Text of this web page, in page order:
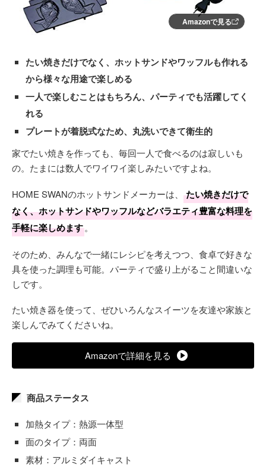
Amazonで見る
たい焼きだけでなく、ホットサンドやワッフルも作れる
から様々な用途で楽しめる
一人で楽しむことはもちろん、パーティでも活躍してく
れる
プレートが着脱式なため、丸洗いできて衛生的
家でたい焼きを作っても、毎回一人で食べるのは寂しいも
の。たまには数人でワイワイ楽しみたいですよね。
HOME SWANのホットサンドメーカーは、
たい焼きだけで
なく、ホットサンドやワッフルなどバラエティ豊富な料理を
手軽に楽しめます。
そのため、みんなで一緒にレシピを考えつつ、食卓で好きな
具を使った調理も可能。パーティで盛り上がること間違いな
しです。
たい焼き器を使って、ぜひいろんなスイーツを友達や家族と
楽しんでみてくださいね。
Amazonで詳細を見る
商品ステータス
加熱タイプ：熱源一体型
面のタイプ：両面
素材：アルミダイキャスト